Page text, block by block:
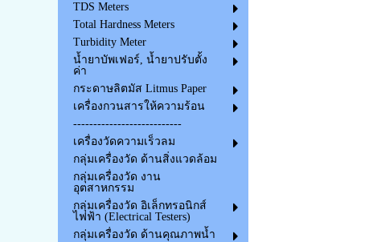
TDS Meters
Total Hardness Meters
Turbidity Meter
น้ำยาบัพเฟอร์, น้ำยาปรับตั้ง
ค่า
กระดาษลิตมัส Litmus Paper
เครื่องกวนสารให้ความร้อน
---------------------------
เครื่องวัดความเร็วลม
กลุ่มเครื่องวัด ด้านสิ่งแวดล้อม
กลุ่มเครื่องวัด งาน
อุตสาหกรรม
กลุ่มเครื่องวัด อิเล็กทรอนิกส์
ไฟฟ้า (Electrical Testers)
กลุ่มเครื่องวัด ด้านคุณภาพน้ำ